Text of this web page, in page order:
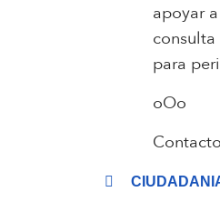
apoyar
para
oOo